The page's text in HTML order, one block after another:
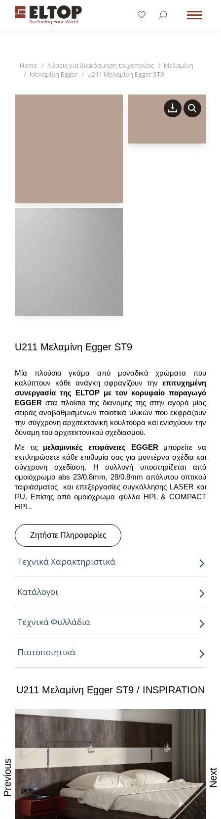
You are here:
Home Λύσεις για διακόσμηση τοιχοποιίας
Μελαμίνη
Μελαμίνη Egger
U211 Μελαμίνη Egger ST9
U211 Μελαμίνη Egger ST9
Μία πλούσια γκάμα από μοναδικά χρώματα που
καλύπτουν κάθε ανάγκη σφραγίζουν την επιτυχημένη
συνεργασία της ELTOP με τον κορυφαίο παραγωγό
EGGER στα πλαίσια της διανομής της στην αγορά μίας
σειράς αναβαθμισμένων ποιοτικά υλικών που εκφράζουν
την σύγχρονη αρχιτεκτονική κουλτούρα και ενισχύουν την
δύναμη του αρχιτεκτονικού σχεδιασμού.
Με τις μελαμινικές επιφάνειες EGGER μπορείτε να
εκπληρώσετε κάθε επιθυμία σας για μοντέρνα σχέδια και
σύγχρονη σχεδίαση. Η συλλογή υποστηρίζεται από
ομοιόχρωμο abs 23/0.8mm, 28/0.8mm απόλυτου οπτικού
ταιριάσματος και επεξεργασίες συγκόλλησης LASER και
PU. Επίσης από ομοιόχρωμα φύλλα HPL & COMPACT
HPL.
Ζητήστε Πληροφορίες
Τεχνικά Χαρακτηριστικά
Παραγόμενο μήκος:
Παραγόμενο πλάτος:2.07m
Πάχος: 8,16,18,25mm
Ιδιότητες:
– Εξαιρετική επιφάνεια, αναβαθμισμένες φινιτούρες
– Ανθεκτικότητα στη θερμότητα και τον ατμό
– Υψηλές αντοχές στη καθημερινή φθορά από τριβή,
– Δυνατότητα εύκολου καθημερινού καθαρισμού
– Επιφάνεια απόλυτα υγιεινή
– Υψηλή αντοχή στον αποχρωματισμό και το
Κατάλογοι
Τεχνικά Φυλλάδια
Πιστοποιητικά
U211 Μελαμίνη Egger ST9 / INSPIRATION
Previous Next